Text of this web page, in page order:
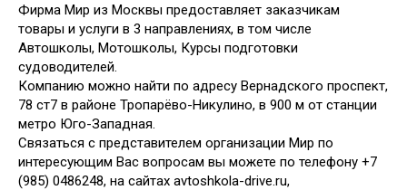
Фирма Мир из Москвы предоставляет заказчикам
товары и услуги в 3 направлениях, в том числе
Автошколы, Мотошколы, Курсы подготовки
судоводителей.
Компанию можно найти по адресу Вернадского проспект,
78 ст7 в районе Тропарёво-Никулино, в 900 м от станции
метро Юго-Западная.
Связаться с представителем организации Мир по
интересующим Вас вопросам вы можете по телефону +7
(985) 0486248, на сайтах avtoshkola-drive.ru,